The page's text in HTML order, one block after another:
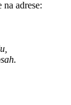
adrese: